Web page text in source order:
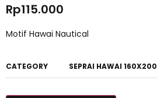
Rp115.000
Motif Hawai Nautical
CATEGORY SEPRAI HAWAI 160X200